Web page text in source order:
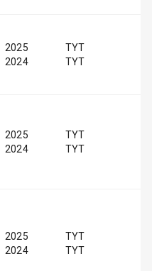
2025
2024
TYT
TYT
2025
2024
TYT
TYT
2025
2024
TYT
TYT